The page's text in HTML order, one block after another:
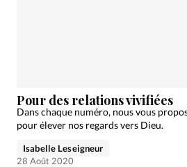
Pour des relations vivifiées
Dans chaque numéro, nous vous
pour élever nos regards vers Dieu.
Isabelle Leseigneur
28 Août 2020